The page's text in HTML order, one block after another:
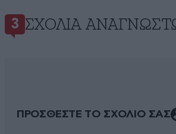
3 ΣΧΌΛΙΑ
ΠΡΟΣΘΕΣΤΕ ΤΟ ΣΧΟΛΙΟ ΣΑΣ